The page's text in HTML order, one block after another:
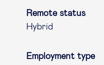
Remote status
Hybrid
Employment type